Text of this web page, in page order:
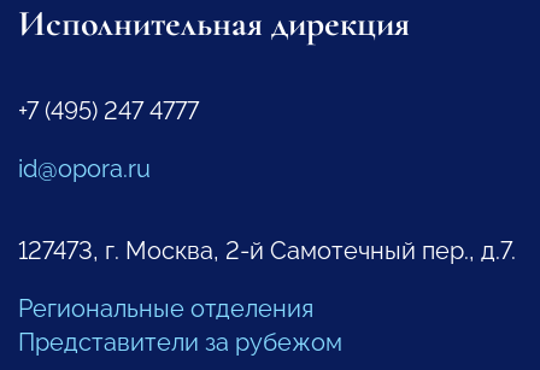
Исполнительная дирекция
+7 (495) 247 4777
id@opora.ru
127473, г. Москва, 2-й Самотечный пер., д.7.
Региональные отделения
Представители за рубежом